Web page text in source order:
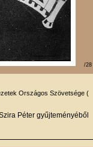
/28
Országos Szövetsége (
Péter gyűjteményéből